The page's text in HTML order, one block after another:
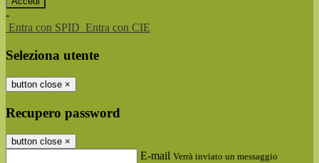
-
Entra con SPID Entra con CIE
Seleziona utente
button close ×
Recupero password
button close ×
E-mail Verrà inviato un messaggio